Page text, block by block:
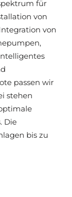
für
von
von
passen wir
stehen
Die
bis zu